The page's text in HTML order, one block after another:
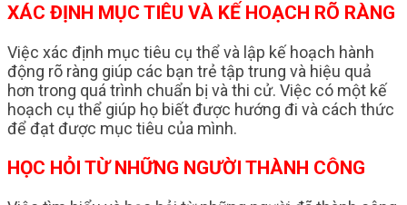
XÁC ĐỊNH MỤC TIÊU VÀ KẾ HOẠCH RÕ RÀNG
Việc xác định mục tiêu cụ thể và lập kế hoạch hành
động rõ ràng giúp các bạn trẻ tập trung và hiệu quả
hơn trong quá trình chuẩn bị và thi cử. Việc có một kế
hoạch cụ thể giúp họ biết được hướng đi và cách thức
để đạt được mục tiêu của mình.
HỌC HỎI TỪ NHỮNG NGƯỜI THÀNH CÔNG